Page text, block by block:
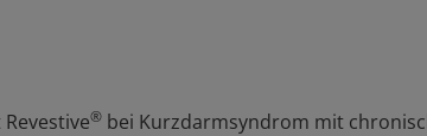
® bei Kurzdarmsyndrom mit